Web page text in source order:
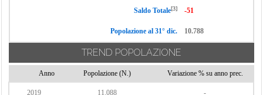
Saldo Totale[3] -51
Popolazione al 31° dic. 10.788
TREND POPOLAZIONE
Anno Popolazione (N.) Variazione % su anno prec.
2019 11.088 -